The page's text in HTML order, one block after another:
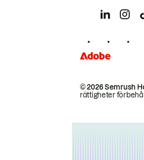
© 2026 Semrush
rättigheter